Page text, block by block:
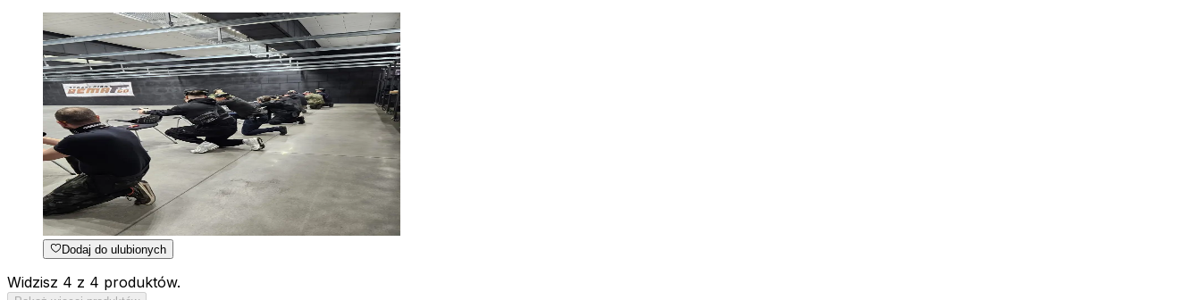
Dodaj do ulubionych
Widzisz 4 z 4 produktów.